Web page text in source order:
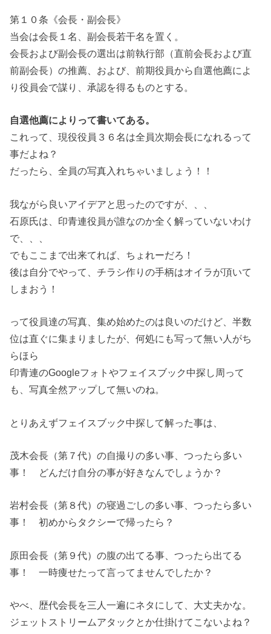
第１０条《会長・副会長》
当会は会長１名、副会長若干名を置く。
会長および副会長の選出は前執行部（直前会長および直
前副会長）の推薦、および、前期役員から自選他薦によ
り役員会で謀り、承認を得るものとする。
自選他薦によりって書いてある。
これって、現役役員３６名は全員次期会長になれるって
事だよね？
だったら、全員の写真入れちゃいましょう！！
我ながら良いアイデアと思ったのですが、、、
石原氏は、印青連役員が誰なのか全く解っていないわけ
で、、、
でもここまで出来てれば、ちょれーだろ！
後は自分でやって、チラシ作りの手柄はオイラが頂いて
しまおう！
って役員達の写真、集め始めたのは良いのだけど、半数
位は直ぐに集まりましたが、何処にも写って無い人がち
らほら
印青連のGoogleフォトやフェイスブック中探し周って
も、写真全然アップして無いのね。
とりあえずフェイスブック中探して解った事は、
茂木会長（第７代）の自撮りの多い事、つったら多い
事！ どんだけ自分の事が好きなんでしょうか？
岩村会長（第８代）の寝過ごしの多い事、つったら多い
事！ 初めからタクシーで帰ったら？
原田会長（第９代）の腹の出てる事、つったら出てる
事！ 一時痩せたって言ってませんでしたか？
やべ、歴代会長を三人一遍にネタにして、大丈夫かな。
ジェットストリームアタックとか仕掛けてこないよね？